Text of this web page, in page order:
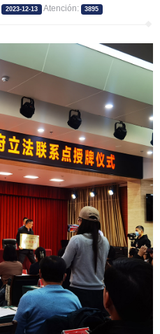
2023-12-13 Atención: 3895